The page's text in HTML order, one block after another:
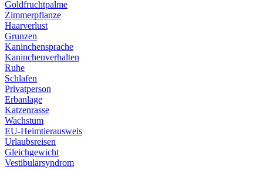
Goldfruchtpalme
Zimmerpflanze
Haarverlust
Grunzen
Kaninchensprache
Kaninchenverhalten
Ruhe
Schlafen
Privatperson
Erbanlage
Katzenrasse
Wachstum
EU-Heimtierausweis
Urlaubsreisen
Gleichgewicht
Vestibularsyndrom